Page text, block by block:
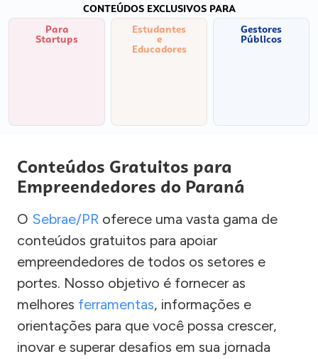
CONTEÚDOS EXCLUSIVOS PARA
Para
Startups
Estudantes
e
Educadores
Gestores
Públicos
Conteúdos Gratuitos para
Empreendedores do Paraná
O Sebrae/PR oferece uma vasta gama de
conteúdos gratuitos para apoiar
empreendedores de todos os setores e
portes. Nosso objetivo é fornecer as
melhores ferramentas, informações e
orientações para que você possa crescer,
inovar e superar desafios em sua jornada